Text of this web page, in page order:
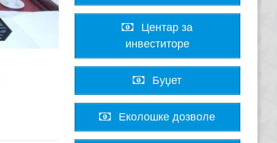
Центар за
инвеститоре
Буџет
Еколошке дозволе